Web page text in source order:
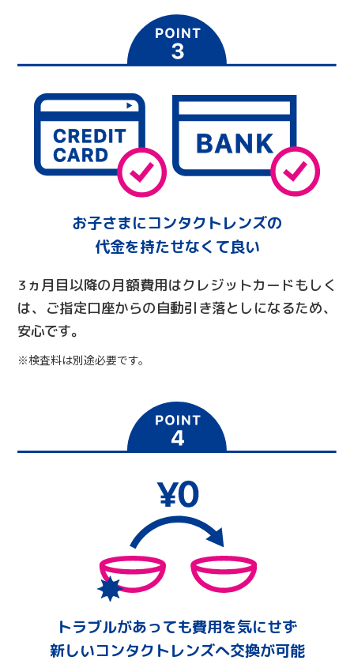
お子さまにコンタクトレンズの
代金を持たせなくて良い
3ヵ月目以降の月額費用はクレジットカードもしく
は、ご指定口座からの自動引き落としになるため、
安心です。
※検査料は別途必要です。
トラブルがあっても費用を気にせず
新しいコンタクトレンズへ交換が可能